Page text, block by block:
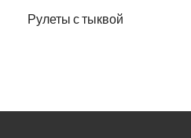
Рулеты с тыквой